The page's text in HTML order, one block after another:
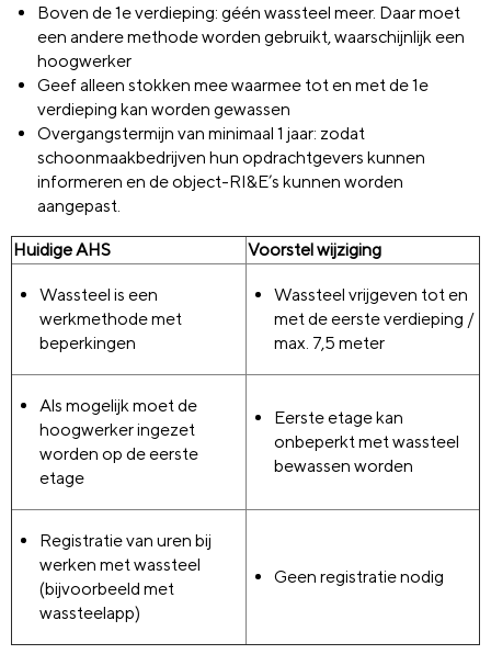
Boven de 1e verdieping: géén wassteel meer. Daar moet
een andere methode worden gebruikt, waarschijnlijk een
hoogwerker
Geef alleen stokken mee waarmee tot en met de 1e
verdieping kan worden gewassen
Overgangstermijn van minimaal 1 jaar: zodat
schoonmaakbedrijven hun opdrachtgevers kunnen
informeren en de object-RI&E’s kunnen worden
aangepast.
Huidige AHS Voorstel wijziging
Wassteel is een
werkmethode met
beperkingen
Wassteel vrijgeven tot en
met de eerste verdieping /
max. 7,5 meter
Als mogelijk moet de
hoogwerker ingezet
worden op de eerste
etage
Eerste etage kan
onbeperkt met wassteel
bewassen worden
Registratie van uren bij
werken met wassteel
(bijvoorbeeld met
wassteelapp)
Geen registratie nodig